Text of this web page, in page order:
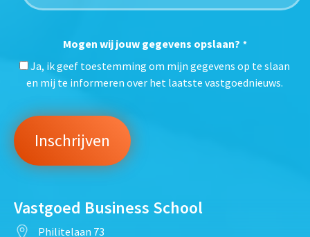
Mogen wij jouw gegevens opslaan? *
Ja, ik geef toestemming om mijn gegevens op te slaan
en mij te informeren over het laatste vastgoednieuws.
Vastgoed Business School
Philitelaan 73